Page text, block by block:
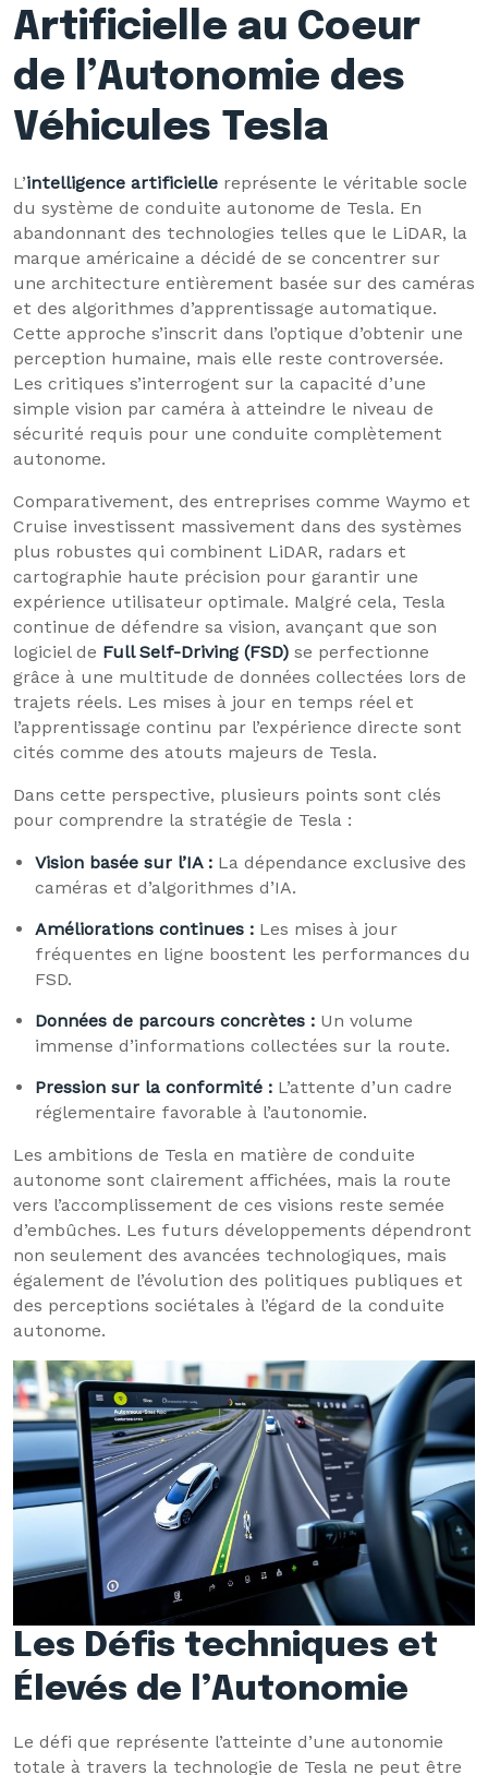
Artificielle au Coeur
de l’Autonomie des
Véhicules Tesla
L’intelligence artificielle représente le véritable socle
du système de conduite autonome de Tesla. En
abandonnant des technologies telles que le LiDAR, la
marque américaine a décidé de se concentrer sur
une architecture entièrement basée sur des caméras
et des algorithmes d’apprentissage automatique.
Cette approche s’inscrit dans l’optique d’obtenir une
perception humaine, mais elle reste controversée.
Les critiques s’interrogent sur la capacité d’une
simple vision par caméra à atteindre le niveau de
sécurité requis pour une conduite complètement
autonome.
Comparativement, des entreprises comme Waymo et
Cruise investissent massivement dans des systèmes
plus robustes qui combinent LiDAR, radars et
cartographie haute précision pour garantir une
expérience utilisateur optimale. Malgré cela, Tesla
continue de défendre sa vision, avançant que son
logiciel de Full Self-Driving (FSD) se perfectionne
grâce à une multitude de données collectées lors de
trajets réels. Les mises à jour en temps réel et
l’apprentissage continu par l’expérience directe sont
cités comme des atouts majeurs de Tesla.
Dans cette perspective, plusieurs points sont clés
pour comprendre la stratégie de Tesla :
Vision basée sur l’IA : La dépendance exclusive des
caméras et d’algorithmes d’IA.
Améliorations continues : Les mises à jour
fréquentes en ligne boostent les performances du
FSD.
Données de parcours concrètes : Un volume
immense d’informations collectées sur la route.
Pression sur la conformité : L’attente d’un cadre
réglementaire favorable à l’autonomie.
Les ambitions de Tesla en matière de conduite
autonome sont clairement affichées, mais la route
vers l’accomplissement de ces visions reste semée
d’embûches. Les futurs développements dépendront
non seulement des avancées technologiques, mais
également de l’évolution des politiques publiques et
des perceptions sociétales à l’égard de la conduite
autonome.
Les Défis techniques et
Élevés de l’Autonomie
Le défi que représente l’atteinte d’une autonomie
totale à travers la technologie de Tesla ne peut être